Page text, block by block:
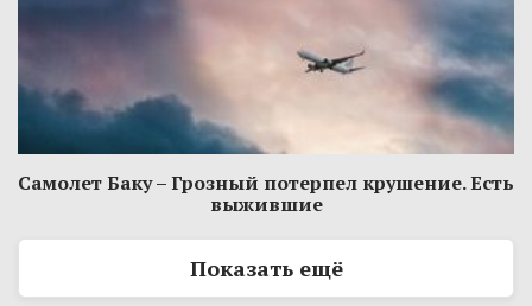
Самолет Баку – Грозный потерпел крушение. Есть
выжившие
Показать ещё